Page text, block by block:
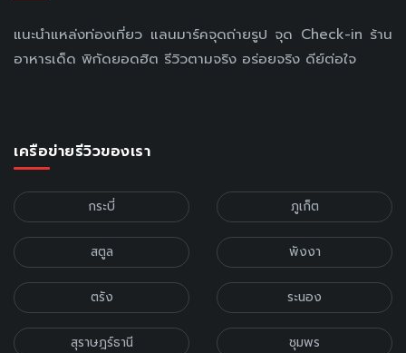
แนะนำแหล่งท่องเที่ยว แลนมาร์คจุดถ่ายรูป จุด Check-in ร้าน
อาหารเด็ด พิกัดยอดฮิต รีวิวตามจริง อร่อยจริง ดีย์ต่อใจ
เครือข่ายรีวิวของเรา
กระบี่ ภูเก็ต
สตูล พังงา
ตรัง ระนอง
สุราษฎร์ธานี ชุมพร